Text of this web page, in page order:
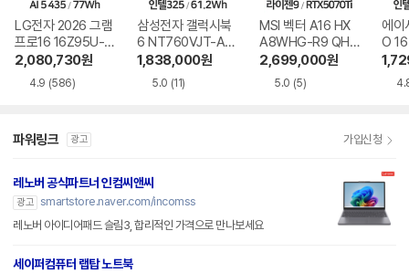
LG전자 2026 그램
프로16 16Z95U-G
S5WK
2,080,730원
4.9 (586)
삼성전자 갤럭시북
6 NT760VJT-A51
A
1,838,000원
5.0 (11)
MSI 벡터 A16 HX
A8WHG-R9 QHD
+
2,699,000원
5.0 (5)
에이
O
1-
파워링크 광고 가입신청
레노버 공식파트너 인컴씨앤씨
광고 smartstore.naver.com/incomss
레노버 아이디어패드 슬림3, 합리적인 가격으로 만나보세요
세이퍼컴퓨터 랩탑 노트북